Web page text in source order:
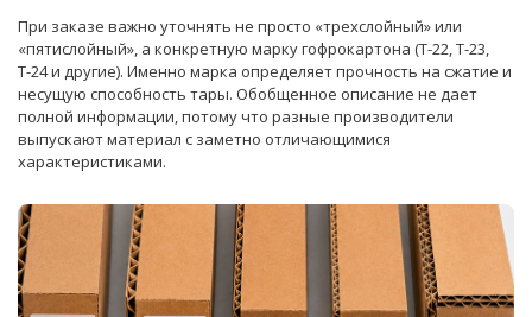
При заказе важно уточнять не просто «трехслойный» или
«пятислойный», а конкретную марку гофрокартона (Т-22, Т-23,
Т-24 и другие). Именно марка определяет прочность на сжатие и
несущую способность тары. Обобщенное описание не дает
полной информации, потому что разные производители
выпускают материал с заметно отличающимися
характеристиками.